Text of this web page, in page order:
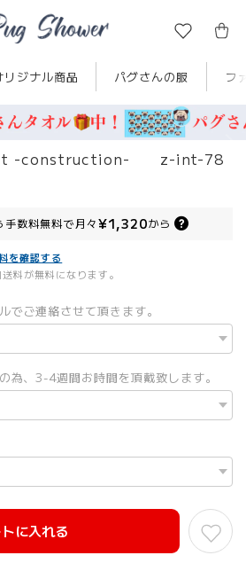
リジナル商品 パグさんの服 フ
-construction- z-int-78
手数料無料で月々¥1,320から
を確認する
料が無料になります。
でご連絡させて頂きます。
為、3-4週間お時間を頂戴致します。
に入れる